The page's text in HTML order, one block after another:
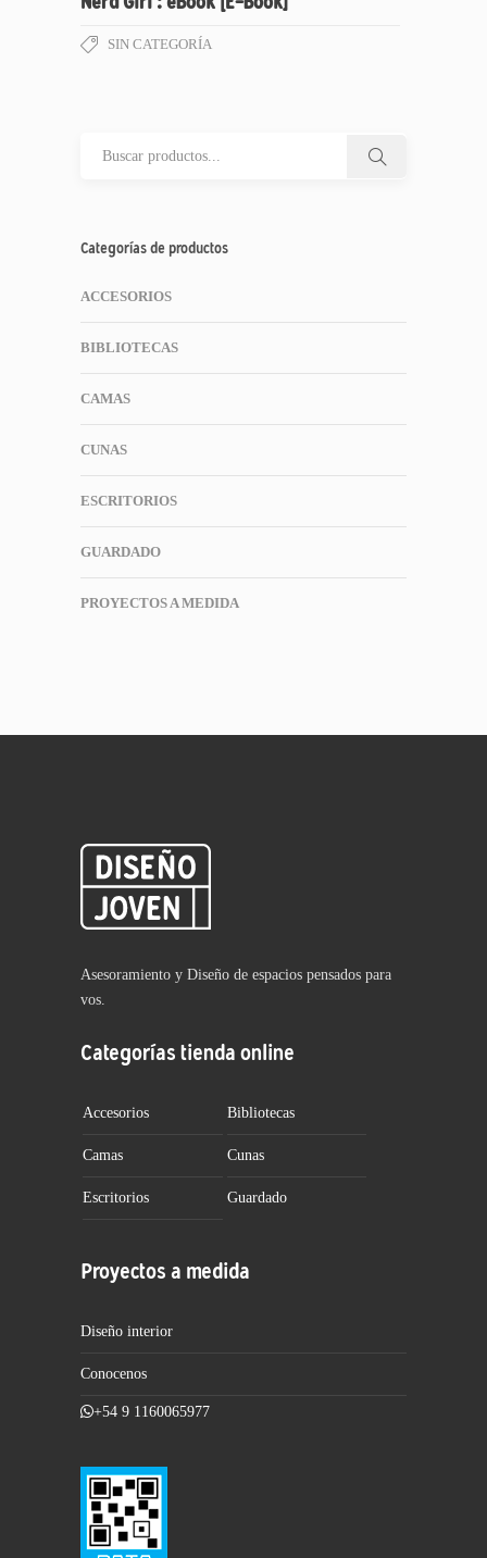
SIN CATEGORÍA
Categorías de productos
ACCESORIOS
BIBLIOTECAS
CAMAS
CUNAS
ESCRITORIOS
GUARDADO
PROYECTOS A MEDIDA
Asesoramiento y Diseño de espacios pensados para
vos.
Categorías tienda online
Accesorios Bibliotecas
Camas Cunas
Escritorios Guardado
Proyectos a medida
Diseño interior
Conocenos
+54 9 1160065977